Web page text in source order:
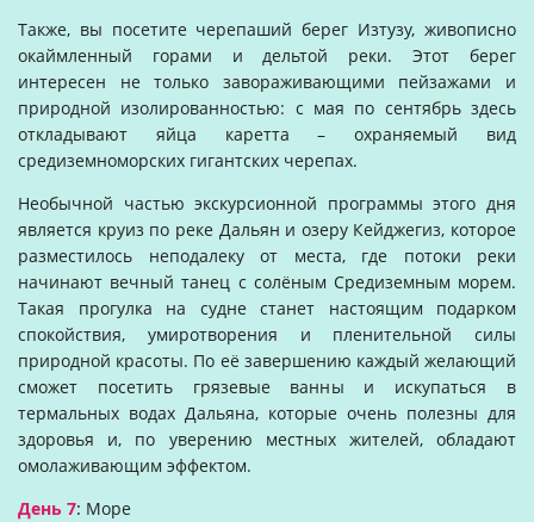
Также, вы посетите черепаший берег Изтузу, живописно
окаймленный горами и дельтой реки. Этот берег
интересен не только завораживающими пейзажами и
природной изолированностью: с мая по сентябрь здесь
откладывают яйца каретта – охраняемый вид
средиземноморских гигантских черепах.
Необычной частью экскурсионной программы этого дня
является круиз по реке Дальян и озеру Кейджегиз, которое
разместилось неподалеку от места, где потоки реки
начинают вечный танец с солёным Средиземным морем.
Такая прогулка на судне станет настоящим подарком
спокойствия, умиротворения и пленительной силы
природной красоты. По её завершению каждый желающий
сможет посетить грязевые ванны и искупаться в
термальных водах Дальяна, которые очень полезны для
здоровья и, по уверению местных жителей, обладают
омолаживающим эффектом.
День 7: Море